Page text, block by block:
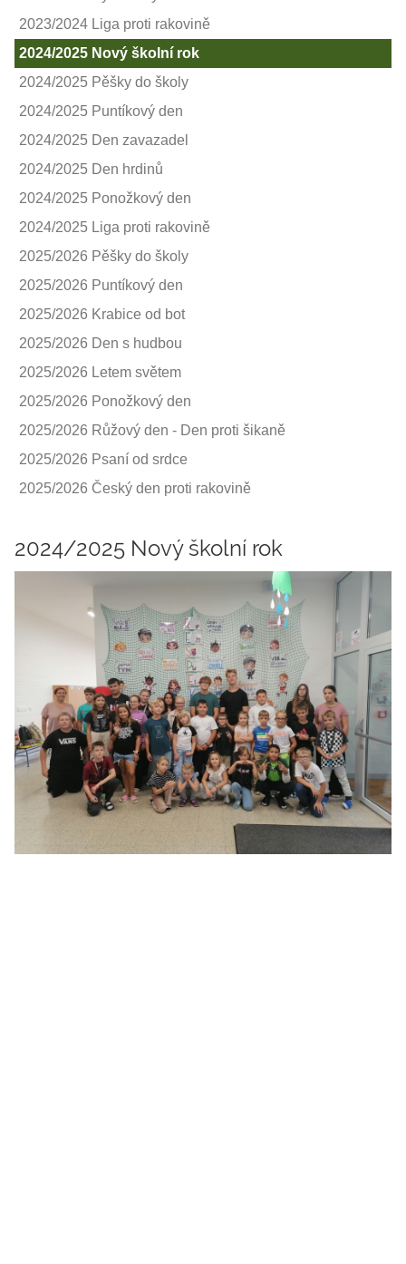
2023/2024 Liga proti rakovině
2024/2025 Nový školní rok
2024/2025 Pěšky do školy
2024/2025 Puntíkový den
2024/2025 Den zavazadel
2024/2025 Den hrdinů
2024/2025 Ponožkový den
2024/2025 Liga proti rakovině
2025/2026 Pěšky do školy
2025/2026 Puntíkový den
2025/2026 Krabice od bot
2025/2026 Den s hudbou
2025/2026 Letem světem
2025/2026 Ponožkový den
2025/2026 Růžový den - Den proti šikaně
2025/2026 Psaní od srdce
2025/2026 Český den proti rakovině
2024/2025 Nový školní rok